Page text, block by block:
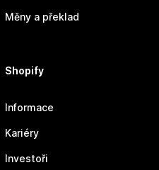
Měny a překlad
Shopify
Informace
Kariéry
Investoři